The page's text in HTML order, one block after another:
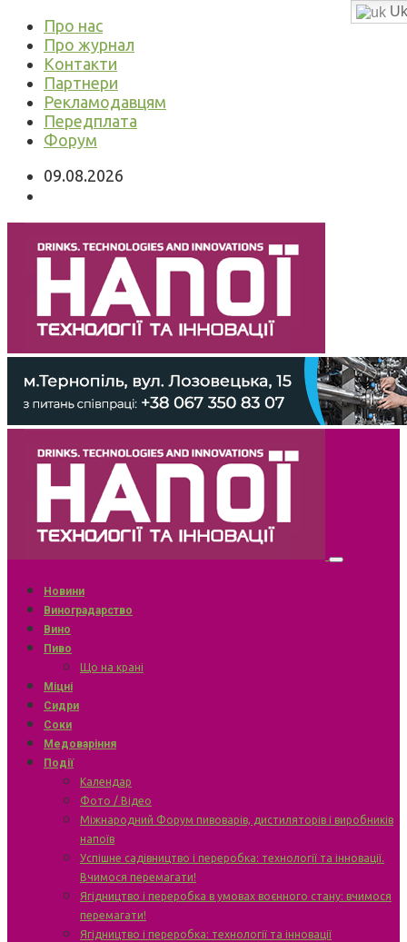
Про нас
Про журнал
Контакти
Партнери
Рекламодавцям
Передплата
Форум
09.08.2026
Новини
Виноградарство
Вино
Пиво
Що на крані
Міцні
Сидри
Соки
Медоваріння
Події
Календар
Фото / Відео
Міжнародний Форум пивоварів, дистиляторів і виробників
напоїв
Успішне садівництво і переробка: технології та інновації.
Вчимося перемагати!
Ягідництво і переробка в умовах воєнного стану: вчимося
перемагати!
Ягідництво і переробка: технології та інновації